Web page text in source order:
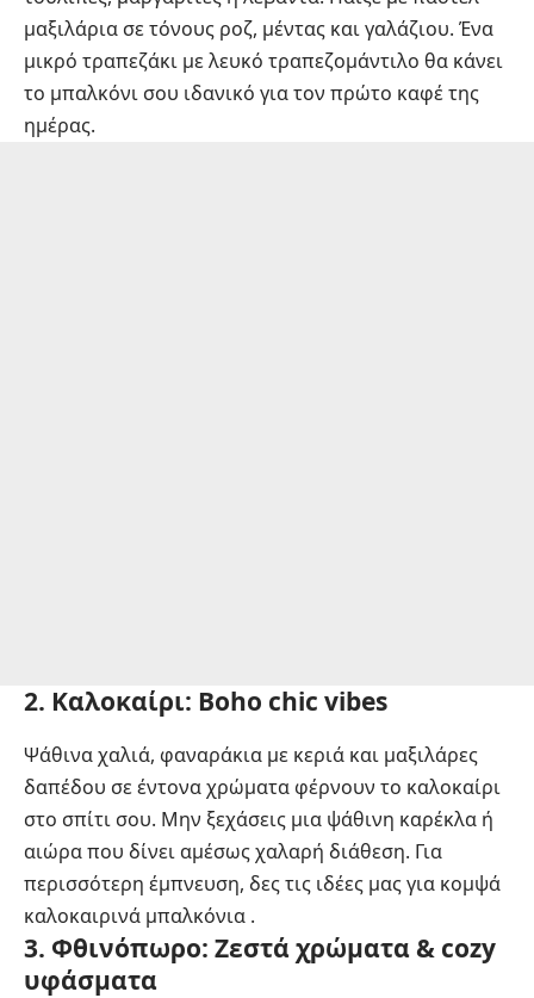
μαξιλάρια σε τόνους ροζ, μέντας και γαλάζιου. Ένα
μικρό τραπεζάκι με λευκό τραπεζομάντιλο θα κάνει
το μπαλκόνι σου ιδανικό για τον πρώτο καφέ της
ημέρας.
2. Καλοκαίρι: Boho chic vibes
Ψάθινα χαλιά, φαναράκια με κεριά και μαξιλάρες
δαπέδου σε έντονα χρώματα φέρνουν το καλοκαίρι
στο σπίτι σου. Μην ξεχάσεις μια ψάθινη καρέκλα ή
αιώρα που δίνει αμέσως χαλαρή διάθεση. Για
περισσότερη έμπνευση, δες τις ιδέες μας για κομψά
καλοκαιρινά μπαλκόνια .
3. Φθινόπωρο: Ζεστά χρώματα & cozy
υφάσματα